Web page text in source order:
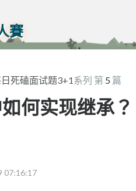
賽
死磕面试题3+1系列 第 5 篇
如何实现继承？
07:16:17